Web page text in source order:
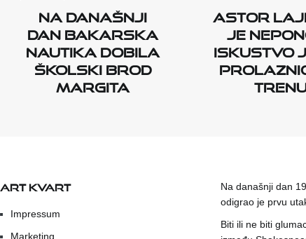
Na današnji
dan bakarska
Nautika dobila
školski brod
Margita
Astor
je
iskustvo
ART KVART
Impressum
Marketing
Na današnji dan
odigrao je prvu
Biti ili ne biti